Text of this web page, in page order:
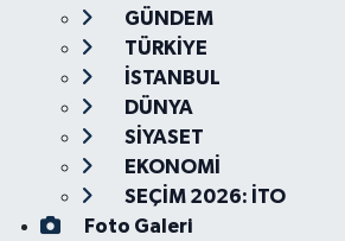
GÜNDEM
TÜRKİYE
İSTANBUL
DÜNYA
SİYASET
EKONOMİ
SEÇİM 2026: İTO
Foto Galeri